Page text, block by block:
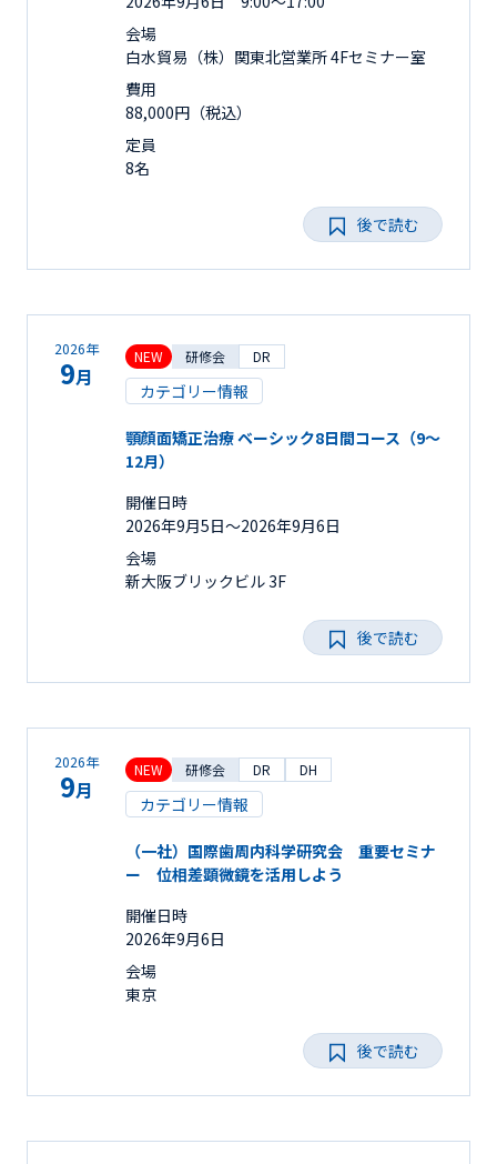
会場
白水貿易（株）関東北営業所 4Fセミナー室
費用
88,000円（税込）
定員
8名
後で読む
2026年
9月
NEW 研修会 DR
カテゴリー情報
顎顔面矯正治療 ベーシック8日間コース（9～
12月）
開催日時
2026年9月5日〜2026年9月6日
会場
新大阪ブリックビル 3F
後で読む
2026年
9月
NEW 研修会 DR DH
カテゴリー情報
（一社）国際歯周内科学研究会 重要セミナ
ー 位相差顕微鏡を活用しよう
開催日時
2026年9月6日
会場
東京
後で読む